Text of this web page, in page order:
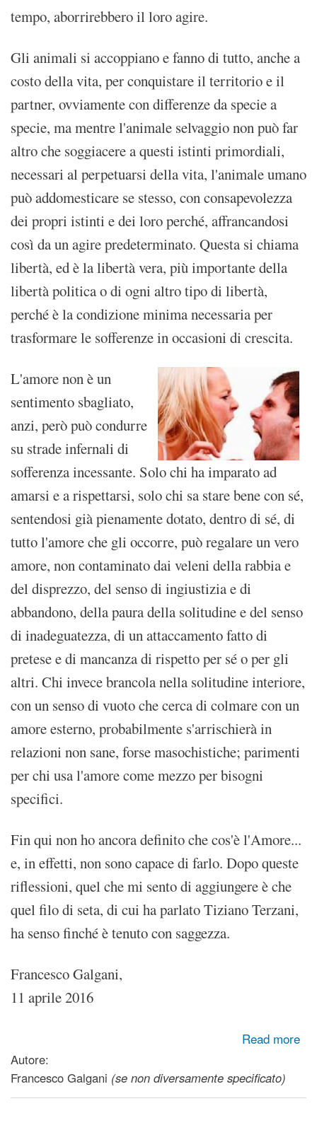
tempo, aborrirebbero il loro agire.
Gli animali si accoppiano e fanno di tutto, anche a
costo della vita, per conquistare il territorio e il
partner, ovviamente con differenze da specie a
specie, ma mentre l'animale selvaggio non può far
altro che soggiacere a questi istinti primordiali,
necessari al perpetuarsi della vita, l'animale umano
può addomesticare se stesso, con consapevolezza
dei propri istinti e dei loro perché, affrancandosi
così da un agire predeterminato. Questa si chiama
libertà, ed è la libertà vera, più importante della
libertà politica o di ogni altro tipo di libertà,
perché è la condizione minima necessaria per
trasformare le sofferenze in occasioni di crescita.
L'amore non è un
sentimento sbagliato,
anzi, però può condurre
su strade infernali di
sofferenza incessante. Solo chi ha imparato ad
amarsi e a rispettarsi, solo chi sa stare bene con sé,
sentendosi già pienamente dotato, dentro di sé, di
tutto l'amore che gli occorre, può regalare un vero
amore, non contaminato dai veleni della rabbia e
del disprezzo, del senso di ingiustizia e di
abbandono, della paura della solitudine e del senso
di inadeguatezza, di un attaccamento fatto di
pretese e di mancanza di rispetto per sé o per gli
altri. Chi invece brancola nella solitudine interiore,
con un senso di vuoto che cerca di colmare con un
amore esterno, probabilmente s'arrischierà in
relazioni non sane, forse masochistiche; parimenti
per chi usa l'amore come mezzo per bisogni
specifici.
Fin qui non ho ancora definito che cos'è l'Amore...
e, in effetti, non sono capace di farlo. Dopo queste
riflessioni, quel che mi sento di aggiungere è che
quel filo di seta, di cui ha parlato Tiziano Terzani,
ha senso finché è tenuto con saggezza.
Francesco Galgani,
11 aprile 2016
Read more
Autore:
Francesco Galgani (se non diversamente specificato)